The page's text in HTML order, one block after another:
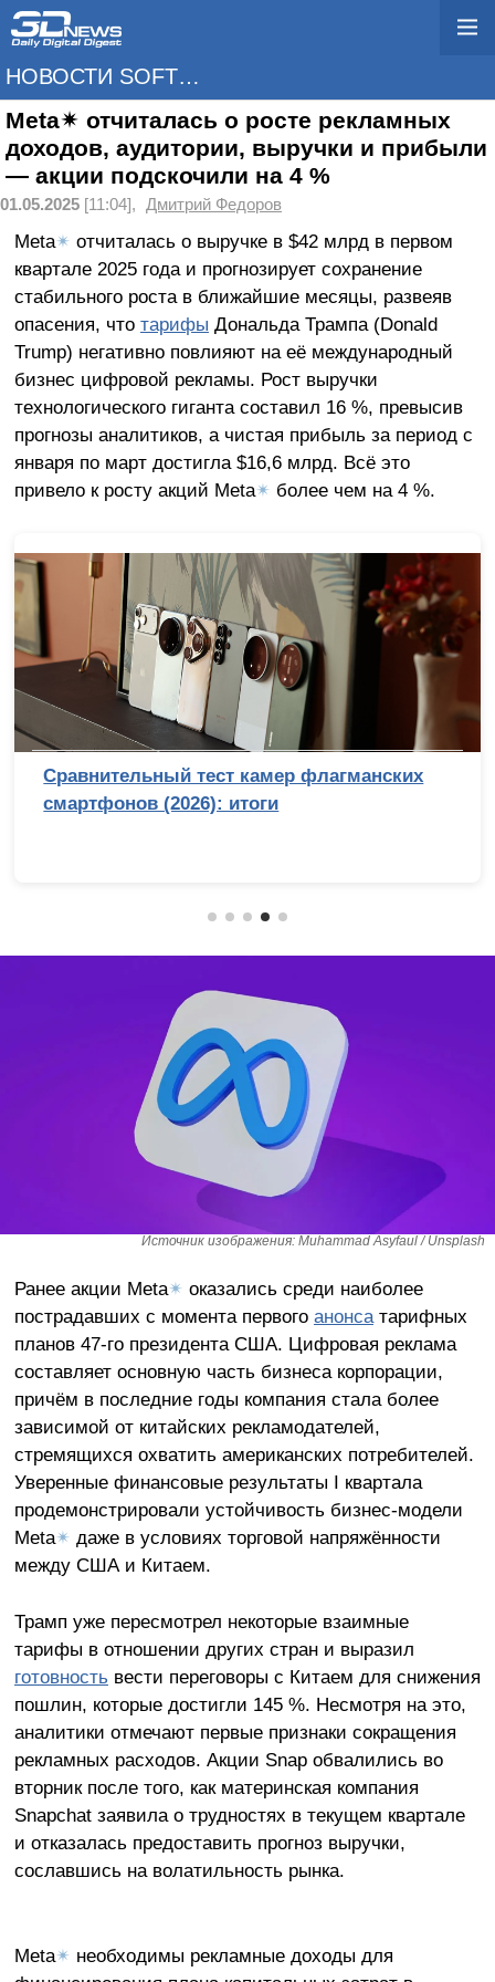
НОВОСТИ SOFTWARE
Meta✴ отчиталась о росте рекламных
доходов, аудитории, выручки и прибыли
— акции подскочили на 4 %
01.05.2025 [11:04], Дмитрий Федоров
Meta✴ отчиталась о выручке в $42 млрд в первом
квартале 2025 года и прогнозирует сохранение
стабильного роста в ближайшие месяцы, развеяв
опасения, что тарифы Дональда Трампа (Donald
Trump) негативно повлияют на её международный
бизнес цифровой рекламы. Рост выручки
технологического гиганта составил 16 %, превысив
прогнозы аналитиков, а чистая прибыль за период с
января по март достигла $16,6 млрд. Всё это
привело к росту акций Meta✴ более чем на 4 %.
Сравнительный тест камер флагманских
смартфонов (2026): итоги
Источник изображения: Muhammad Asyfaul / Unsplash
Ранее акции Meta✴ оказались среди наиболее
пострадавших с момента первого анонсатарифных
планов 47-го президента США. Цифровая реклама
составляет основную часть бизнеса корпорации,
причём в последние годы компания стала более
зависимой от китайских рекламодателей,
стремящихся охватить американских потребителей.
Уверенные финансовые результаты I квартала
продемонстрировали устойчивость бизнес-модели
Meta✴ даже в условиях торговой напряжённости
между США и Китаем.
Трамп уже пересмотрел некоторые взаимные
тарифы в отношении других стран и выразил
готовность вести переговоры с Китаем для снижения
пошлин, которые достигли 145 %. Несмотря на это,
аналитики отмечают первые признаки сокращения
рекламных расходов. Акции Snap обвалились во
вторник после того, как материнская компания
Snapchat заявила о трудностях в текущем квартале
и отказалась предоставить прогноз выручки,
сославшись на волатильность рынка.
Meta✴ необходимы рекламные доходы для